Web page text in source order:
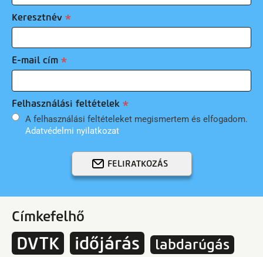
Keresztnév
E-mail cím
Felhasználási feltételek
A felhasználási feltételeket megismertem és elfogadom.
Adatvédelmi nyilatkozat
FELIRATKOZÁS
Címkefelhő
DVTK időjárás
labdarúgás